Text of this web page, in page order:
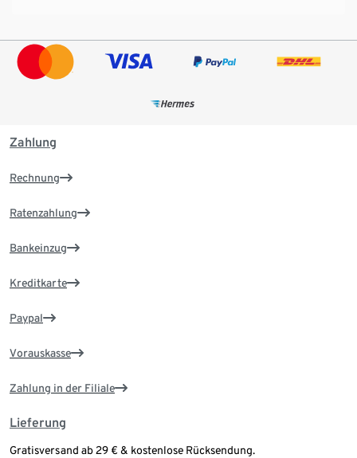
Zahlung
Rechnung
Ratenzahlung
Bankeinzug
Kreditkarte
Paypal
Vorauskasse
Zahlung in der Filiale
Lieferung
Gratisversand ab 29 € & kostenlose Rücksendung.